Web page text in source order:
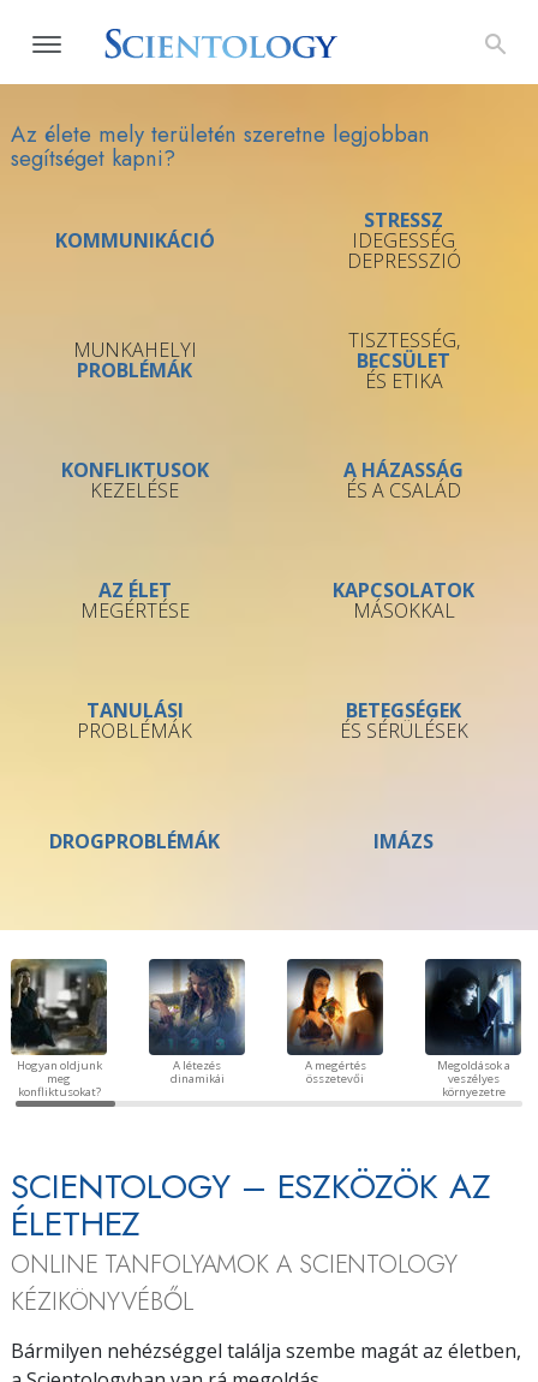
Az élete mely területén szeretne legjobban
segítséget kapni?
KOMMUNIKÁCIÓ
STRESSZ
IDEGESSÉG
DEPRESSZIÓ
MUNKAHELYI
PROBLÉMÁK
TISZTESSÉG,
BECSÜLET
ÉS ETIKA
KONFLIKTUSOK
KEZELÉSE
A HÁZASSÁG
ÉS A CSALÁD
AZ ÉLET
MEGÉRTÉSE
KAPCSOLATOK
MÁSOKKAL
TANULÁSI
PROBLÉMÁK
BETEGSÉGEK
ÉS SÉRÜLÉSEK
DROGPROBLÉMÁK IMÁZS
Hogyan oldjunk
meg
konfliktusokat?
A létezés
dinamikái
A megértés
összetevői
Megoldások a
veszélyes
környezetre
SCIENTOLOGY – ESZKÖZÖK AZ
ÉLETHEZ
ONLINE TANFOLYAMOK A SCIENTOLOGY
KÉZIKÖNYVÉBŐL
Bármilyen nehézséggel találja szembe magát az életben,